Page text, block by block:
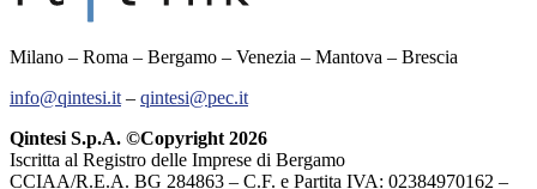
Milano – Roma – Bergamo – Venezia – Mantova – Brescia
info@qintesi.it – qintesi@pec.it
Qintesi S.p.A. ©Copyright 2026
Iscritta al Registro delle Imprese di Bergamo
CCIAA/R.E.A. BG 284863 – C.F. e Partita IVA: 02384970162 –